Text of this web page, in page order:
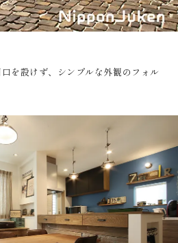
を設けず、シンプルな外観のフォル